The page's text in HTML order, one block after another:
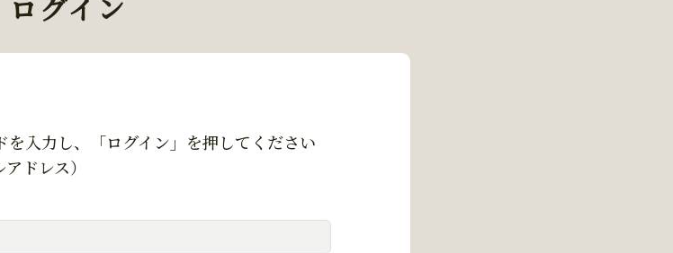
ログイン
を入力し、「ログイン」を押してください
ドレス）